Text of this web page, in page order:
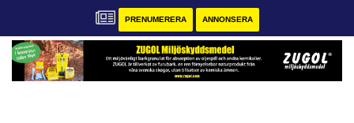
PRENUMERERA ANNONSERA